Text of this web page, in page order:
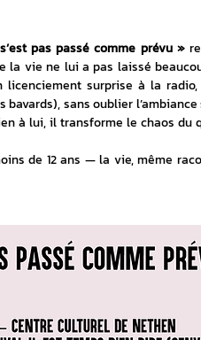
pas passé comme prévu »
la vie ne lui a pas laissé
surprise à la
sans oublier
à lui, il transforme le chaos
de 12 ans — la vie, même